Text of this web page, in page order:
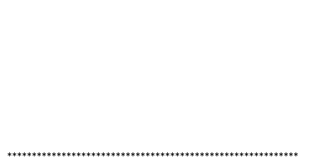
***********************************************************